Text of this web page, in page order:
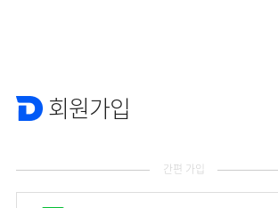
회원가입
간편 가입